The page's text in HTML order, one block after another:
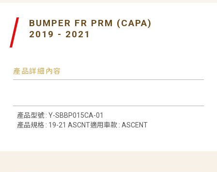
BUMPER FR PRM (CAPA)
2019 - 2021
產品詳細內容
產品型號 : Y-SBBP015CA-01
產品規格 : 19-21 ASCNT適用車款 : ASCENT